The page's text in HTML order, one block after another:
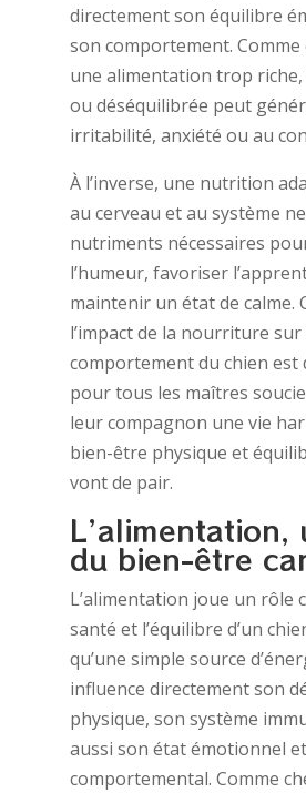
directement son équilibre
son comportement. Comme
une alimentation trop
ou déséquilibrée peut
irritabilité, anxiété ou au
À l’inverse, une nutrition
au cerveau et au système
nutriments nécessaires
l’humeur, favoriser
maintenir un état de calme.
l’impact de la nourriture sur
comportement du chien est
pour tous les maîtres
leur compagnon une vie
bien-être physique et
vont de pair.
L’alimentation,
du bien-être
L’alimentation joue un rôle
santé et l’équilibre d’un
qu’une simple source
influence directement son
physique, son système
aussi son état émotionnel et
comportemental. Comme